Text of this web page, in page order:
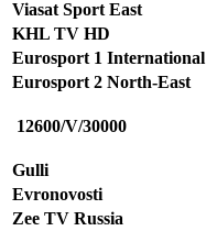
Viasat Sport East
KHL TV HD
Eurosport 1 International
Eurosport 2 North-East
12600/V/30000
Gulli
Evronovosti
Zee TV Russia